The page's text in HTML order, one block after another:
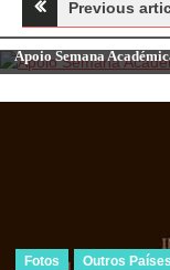
de
artigos
Previous
Uncategorized
Apoio Semana
Fotos Outros Países